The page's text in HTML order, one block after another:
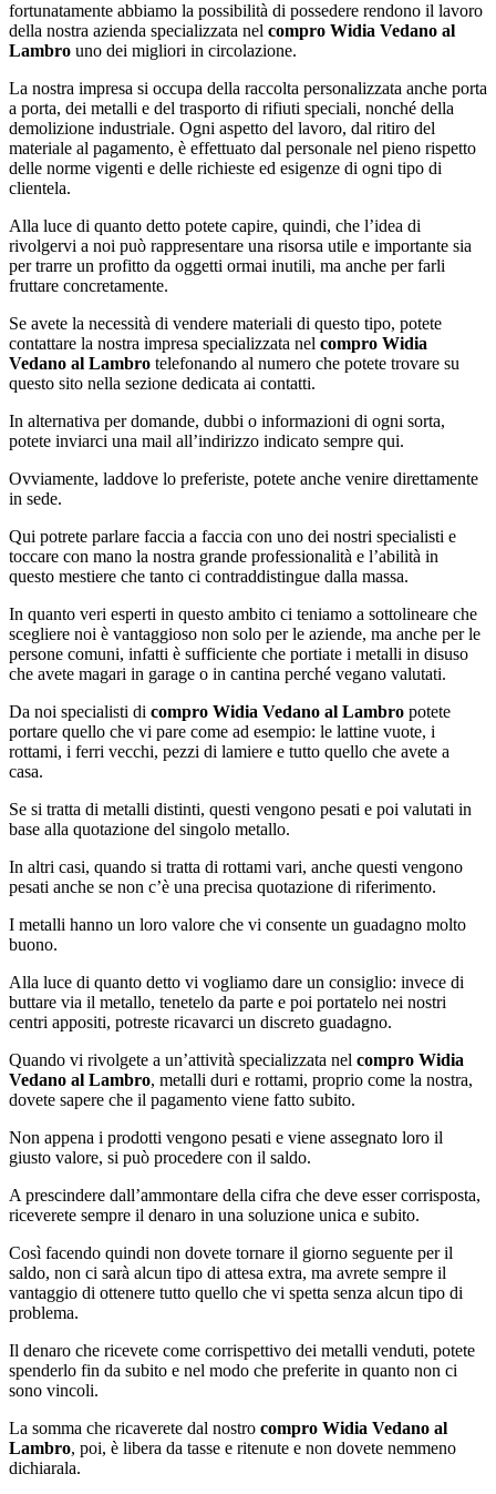
fortunatamente abbiamo la possibilità di possedere rendono il lavoro
della nostra azienda specializzata nel compro Widia Vedano al
Lambro uno dei migliori in circolazione.
La nostra impresa si occupa della raccolta personalizzata anche porta
a porta, dei metalli e del trasporto di rifiuti speciali, nonché della
demolizione industriale. Ogni aspetto del lavoro, dal ritiro del
materiale al pagamento, è effettuato dal personale nel pieno rispetto
delle norme vigenti e delle richieste ed esigenze di ogni tipo di
clientela.
Alla luce di quanto detto potete capire, quindi, che l’idea di
rivolgervi a noi può rappresentare una risorsa utile e importante sia
per trarre un profitto da oggetti ormai inutili, ma anche per farli
fruttare concretamente.
Se avete la necessità di vendere materiali di questo tipo, potete
contattare la nostra impresa specializzata nel compro Widia
Vedano al Lambro telefonando al numero che potete trovare su
questo sito nella sezione dedicata ai contatti.
In alternativa per domande, dubbi o informazioni di ogni sorta,
potete inviarci una mail all’indirizzo indicato sempre qui.
Ovviamente, laddove lo preferiste, potete anche venire direttamente
in sede.
Qui potrete parlare faccia a faccia con uno dei nostri specialisti e
toccare con mano la nostra grande professionalità e l’abilità in
questo mestiere che tanto ci contraddistingue dalla massa.
In quanto veri esperti in questo ambito ci teniamo a sottolineare che
scegliere noi è vantaggioso non solo per le aziende, ma anche per le
persone comuni, infatti è sufficiente che portiate i metalli in disuso
che avete magari in garage o in cantina perché vegano valutati.
Da noi specialisti di compro Widia Vedano al Lambro potete
portare quello che vi pare come ad esempio: le lattine vuote, i
rottami, i ferri vecchi, pezzi di lamiere e tutto quello che avete a
casa.
Se si tratta di metalli distinti, questi vengono pesati e poi valutati in
base alla quotazione del singolo metallo.
In altri casi, quando si tratta di rottami vari, anche questi vengono
pesati anche se non c’è una precisa quotazione di riferimento.
I metalli hanno un loro valore che vi consente un guadagno molto
buono.
Alla luce di quanto detto vi vogliamo dare un consiglio: invece di
buttare via il metallo, tenetelo da parte e poi portatelo nei nostri
centri appositi, potreste ricavarci un discreto guadagno.
Quando vi rivolgete a un’attività specializzata nel compro Widia
Vedano al Lambro, metalli duri e rottami, proprio come la nostra,
dovete sapere che il pagamento viene fatto subito.
Non appena i prodotti vengono pesati e viene assegnato loro il
giusto valore, si può procedere con il saldo.
A prescindere dall’ammontare della cifra che deve esser corrisposta,
riceverete sempre il denaro in una soluzione unica e subito.
Così facendo quindi non dovete tornare il giorno seguente per il
saldo, non ci sarà alcun tipo di attesa extra, ma avrete sempre il
vantaggio di ottenere tutto quello che vi spetta senza alcun tipo di
problema.
Il denaro che ricevete come corrispettivo dei metalli venduti, potete
spenderlo fin da subito e nel modo che preferite in quanto non ci
sono vincoli.
La somma che ricaverete dal nostro compro Widia Vedano al
Lambro, poi, è libera da tasse e ritenute e non dovete nemmeno
dichiarala.